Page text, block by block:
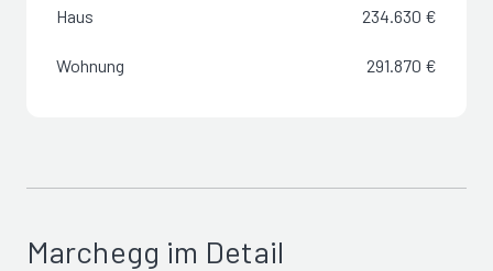
Haus 234.630 €
Wohnung 291.870 €
Marchegg im Detail